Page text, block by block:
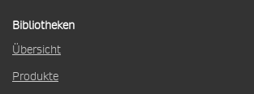
Bibliotheken
Übersicht
Produkte